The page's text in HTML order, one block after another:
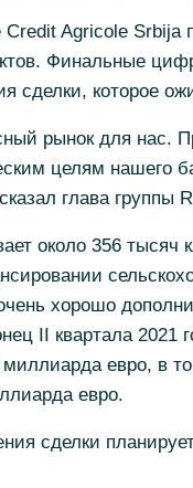
Agricole
Финальные
сделки, которое
рынок для нас.
целям нашего
глава группы
около 356 тысяч
хорошо
II квартала 2021
евро, в
евро.
сделки